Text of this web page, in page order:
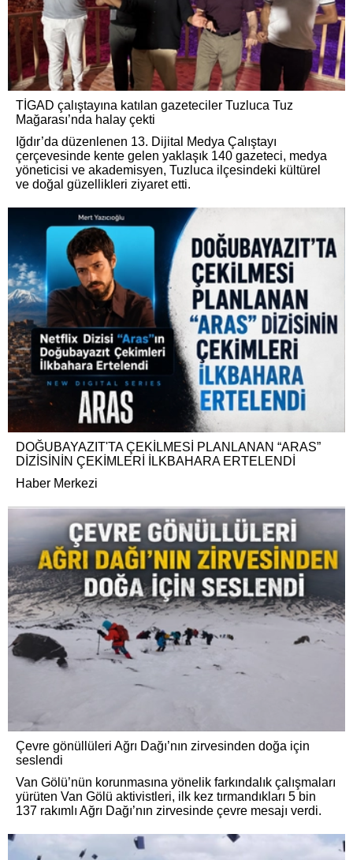
TİGAD çalıştayına katılan gazeteciler Tuzluca Tuz
Mağarası’nda halay çekti
Iğdır’da düzenlenen 13. Dijital Medya Çalıştayı
çerçevesinde kente gelen yaklaşık 140 gazeteci, medya
yöneticisi ve akademisyen, Tuzluca ilçesindeki kültürel
ve doğal güzellikleri ziyaret etti.
DOĞUBAYAZIT'TA ÇEKİLMESİ PLANLANAN “ARAS”
DİZİSİNİN ÇEKİMLERİ İLKBAHARA ERTELENDİ
Haber Merkezi
Çevre gönüllüleri Ağrı Dağı’nın zirvesinden doğa için
seslendi
Van Gölü’nün korunmasına yönelik farkındalık çalışmaları
yürüten Van Gölü aktivistleri, ilk kez tırmandıkları 5 bin
137 rakımlı Ağrı Dağı’nın zirvesinde çevre mesajı verdi.